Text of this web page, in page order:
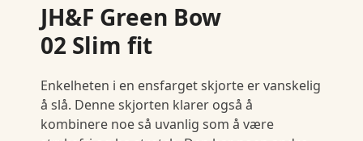
JH&F Green Bow
02 Slim fit
Enkelheten i en ensfarget skjorte er vanskelig
å slå. Denne skjorten klarer også å
kombinere noe så uvanlig som å være